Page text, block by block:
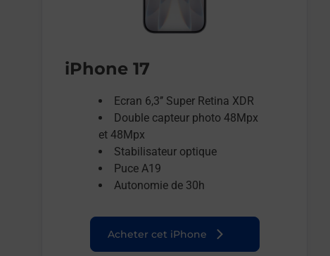
iPhone 17
Ecran 6,3’’ Super Retina XDR
Double capteur photo 48Mpx
et 48Mpx
Stabilisateur optique
Puce A19
Autonomie de 30h
Acheter cet iPhone